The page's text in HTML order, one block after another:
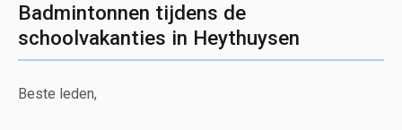
Badmintonnen tijdens de
schoolvakanties in Heythuysen
Beste leden,